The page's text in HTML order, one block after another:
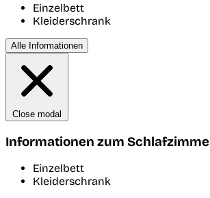
Einzelbett
Kleiderschrank
Alle Informationen
Close modal
Informationen zum
Einzelbett
Kleiderschrank